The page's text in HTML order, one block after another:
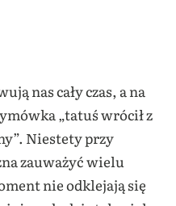
nas cały czas, a na
„tatuś wrócił z
Niestety przy
zauważyć wielu
nie odklejają się